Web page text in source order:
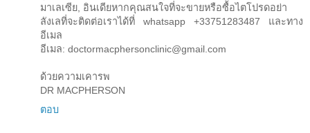
มาเลเซีย, อินเดียหากคุณสนใจที่จะขายหรือซื้อไตโปรดอย่า
ลังเลที่จะติดต่อเราได้ที่ whatsapp +33751283487 และทาง
อีเมล
อีเมล: doctormacphersonclinic@gmail.com
ด้วยความเคารพ
DR MACPHERSON
ตอบ